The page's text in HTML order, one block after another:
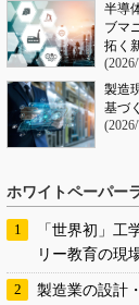
半導
ブマ
拓く
製造
基づ
ホワイトペーパー
「世界初」工
リー教育の現
製造業の設計